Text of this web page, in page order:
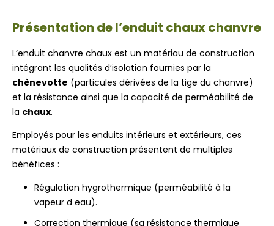
Présentation de l’enduit chaux chanvre
L’enduit chanvre chaux est un matériau de construction
intégrant les qualités d’isolation fournies par la
chènevotte (particules dérivées de la tige du chanvre)
et la résistance ainsi que la capacité de perméabilité de
la chaux.
Employés pour les enduits intérieurs et extérieurs, ces
matériaux de construction présentent de multiples
bénéfices :
Régulation hygrothermique (perméabilité à la
vapeur d eau).
Correction thermique (sa résistance thermique